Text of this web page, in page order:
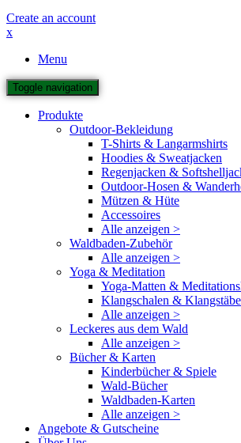
Create an account
x
Menu
Toggle navigation
Produkte
Outdoor-Bekleidung
T-Shirts & Langarmshirts
Hoodies & Sweatjacken
Regenjacken &
Outdoor-Hosen &
Mützen & Hüte
Accessoires
Alle anzeigen >
Waldbaden-Zubehör
Alle anzeigen >
Yoga & Meditation
Yoga-Matten &
Klangschalen & Klangstäbe
Alle anzeigen >
Leckeres aus dem Wald
Alle anzeigen >
Bücher & Karten
Kinderbücher & Spiele
Wald-Bücher
Waldbaden-Karten
Alle anzeigen >
Angebote & Gutscheine